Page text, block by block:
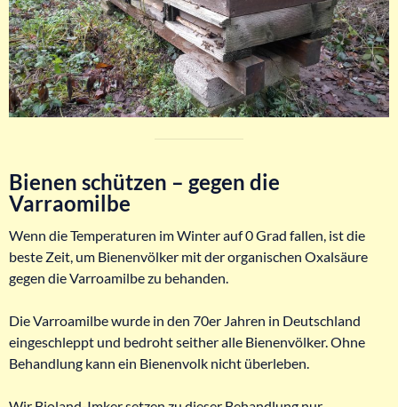
Bienen schützen – gegen die
Varraomilbe
Wenn die Temperaturen im Winter auf 0 Grad fallen, ist die
beste Zeit, um Bienenvölker mit der organischen Oxalsäure
gegen die Varroamilbe zu behanden.
Die Varroamilbe wurde in den 70er Jahren in Deutschland
eingeschleppt und bedroht seither alle Bienenvölker. Ohne
Behandlung kann ein Bienenvolk nicht überleben.